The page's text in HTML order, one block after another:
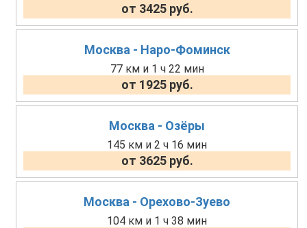
от 3425 руб.
Москва - Наро-Фоминск
77 км и 1 ч 22 мин
от 1925 руб.
Москва - Озёры
145 км и 2 ч 16 мин
от 3625 руб.
Москва - Орехово-Зуево
104 км и 1 ч 38 мин